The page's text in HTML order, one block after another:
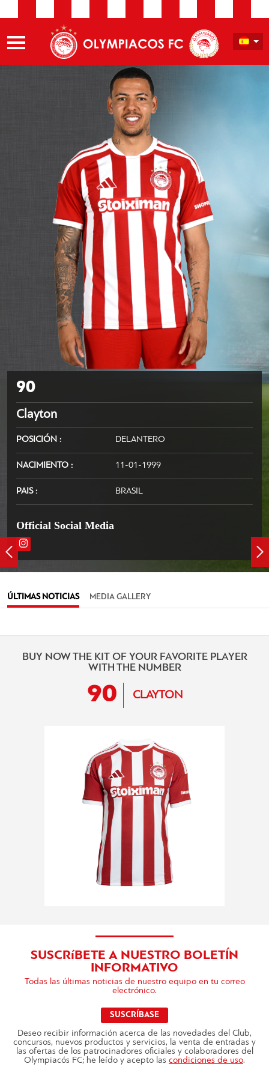
90
Clayton
POSICIÓN DELANTERO
NACIMIENTO 11-01-1999
PAIS BRASIL
Official Social Media
ÚLTIMAS NOTICIAS MEDIA GALLERY
BUY NOW THE KIT OF YOUR FAVORITE PLAYER
WITH THE NUMBER
90 CLAYTON
SUSCRíBETE A NUESTRO BOLETÍN
INFORMATIVO
Todas las últimas noticias de nuestro equipo en tu correo
electrónico.
SUSCRÍBASE
Deseo recibir información acerca de las novedades del Club,
concursos, nuevos productos y servicios, la venta de entradas y
las ofertas de los patrocinadores oficiales y colaboradores del
Olympiacós FC; he leído y acepto las condiciones de uso.